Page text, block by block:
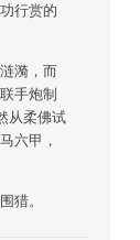
行赏的
漪，而
手炮制
从柔佛试
六甲，
猎。